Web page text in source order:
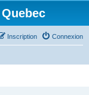
Connexion
Inscription